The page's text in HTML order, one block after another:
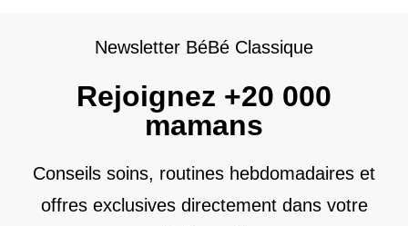
Newsletter BéBé Classique
Rejoignez +20 000
mamans
Conseils soins, routines hebdomadaires et
offres exclusives directement dans votre